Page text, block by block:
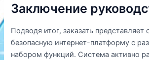
Заключение
Подводя итог, заказать представляет
безопасную интернет-платформу с
набором функций. Система активно